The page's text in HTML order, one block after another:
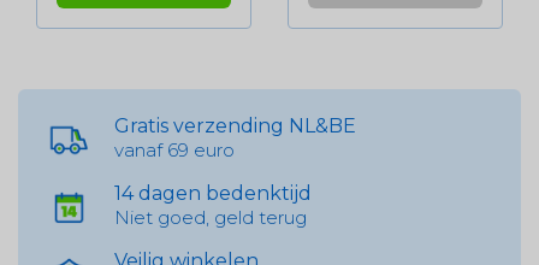
Gratis verzending NL&BE
vanaf 69 euro
14 dagen bedenktijd
Niet goed, geld terug